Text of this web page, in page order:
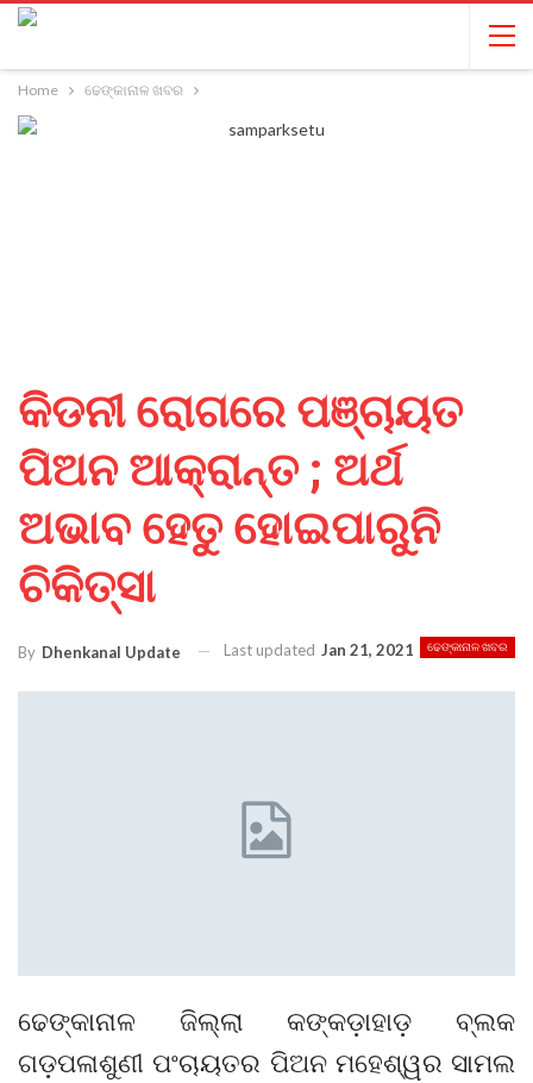
Home ଢେଙ୍କାନାଳ ଖବର
କିଡନୀ ରୋଗରେ ପଞ୍ଚାୟତ
ପିଅନ ଆକ୍ରାନ୍ତ ; ଅର୍ଥ
ଅଭାବ ହେତୁ ହୋଇପାରୁନି
ଚିକିତ୍ସା
ଢେଙ୍କାନାଳ ଖବର
By Dhenkanal Update Last updated Jan 21, 2021
ଢେଙ୍କାନାଳ ଜିଲ୍ଲା କଙ୍କଡ଼ାହାଡ଼ ବ୍ଲକ
ଗଡ଼ପଳାଶୁଣୀ ପଂଚାୟତର ପିଅନ ମହେଶ୍ୱର ସାମଲ